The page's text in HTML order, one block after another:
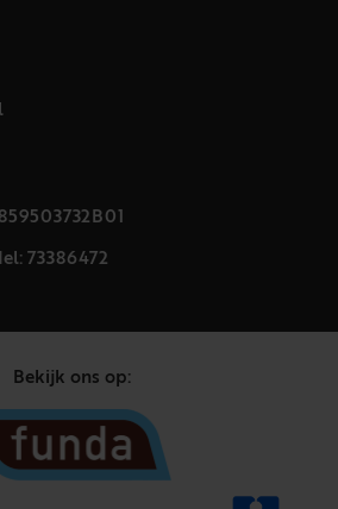
73386472
Bekijk ons op: